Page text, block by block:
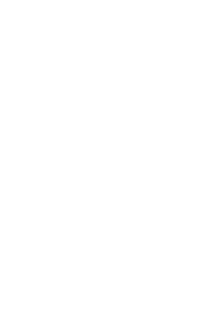
apologistas del
pagano,
a la búsqueda de
en ese esfuerzo
de dar razón
filósofo cuyo
de la doctrina
a la causa de
a defender las
haciendo uso
con las